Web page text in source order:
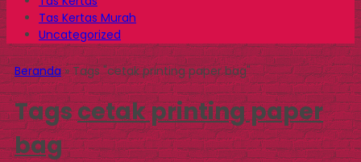
Tas Kertas Murah
Uncategorized
Beranda»Tags "cetak printing paper bag"
Tagscetak printing paper
bag